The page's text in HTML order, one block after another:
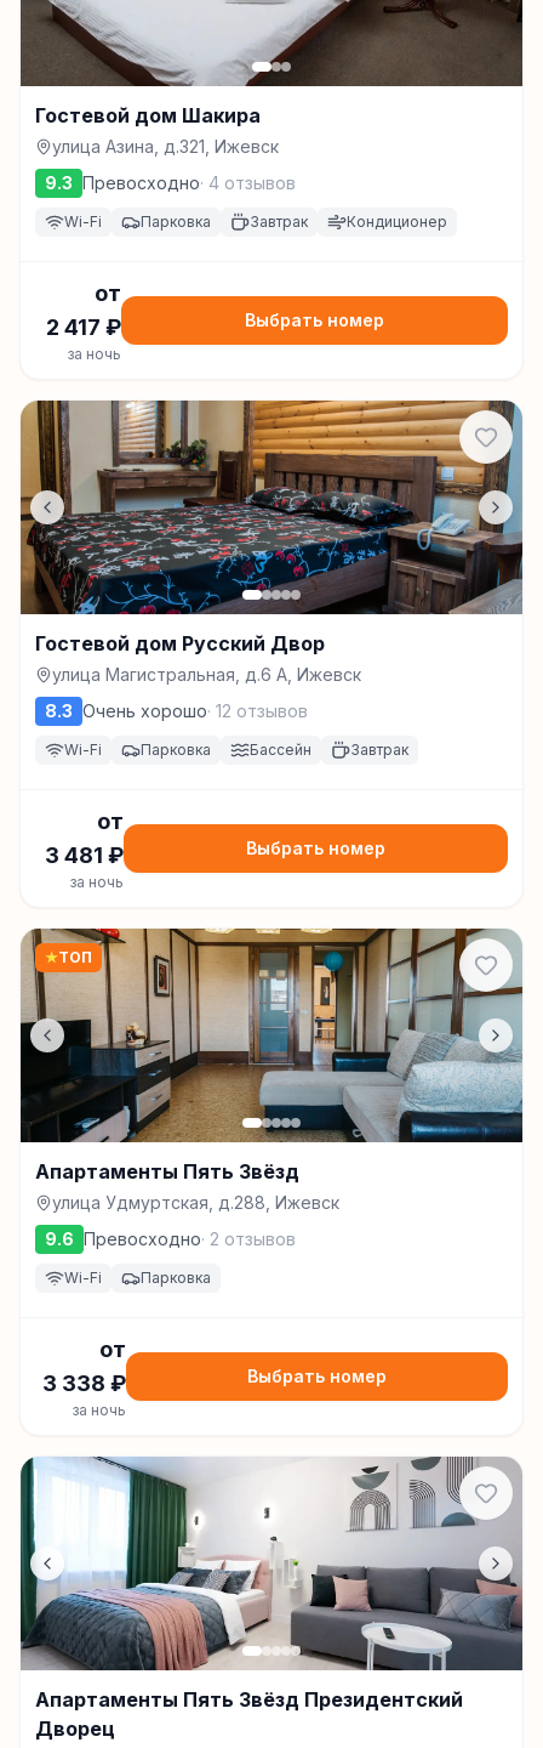
Гостевой дом Шакира
улица Азина, д.321, Ижевск
9.3 Превосходно· 4 отзывов
Wi-Fi Парковка Завтрак Кондиционер
от
2 417 ₽
за ночь
Выбрать номер
Гостевой дом Русский Двор
улица Магистральная, д.6 А, Ижевск
8.3 Очень хорошо· 12 отзывов
Wi-Fi Парковка Бассейн Завтрак
от
3 481 ₽
за ночь
Выбрать номер
★ТОП
Апартаменты Пять Звёзд
улица Удмуртская, д.288, Ижевск
9.6 Превосходно· 2 отзывов
Wi-Fi Парковка
от
3 338 ₽
за ночь
Выбрать номер
Апартаменты Пять Звёзд Президентский
Дворец